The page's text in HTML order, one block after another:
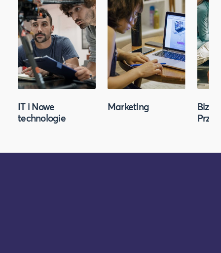
IT i Nowe
technologie
Marketing